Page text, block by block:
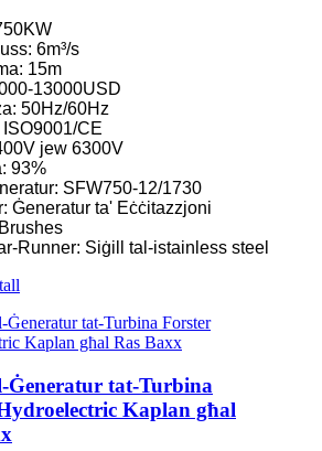
6m³/s
15m
13000USD
50Hz/60Hz
CE
jew 6300V
93%
SFW750-12/1730
Ġeneratur ta' Eċċitazzjoni
Runner: Siġill tal-istainless steel
Ġeneratur tat-Turbina
Kaplan għal